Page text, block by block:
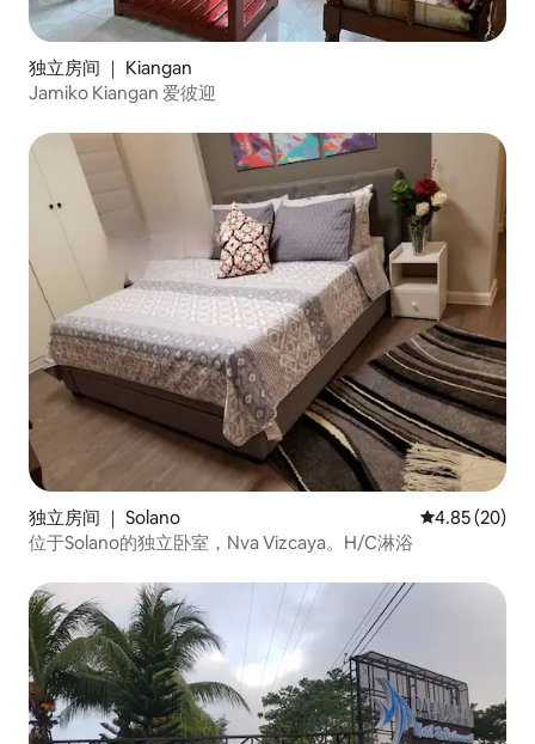
独立房间 ｜ Kiangan
Jamiko Kiangan 爱彼迎
独立房间 ｜ Solano 平均评分
4.85 (20)
位于Solano的独立卧室，Nva Vizcaya。H/C淋浴